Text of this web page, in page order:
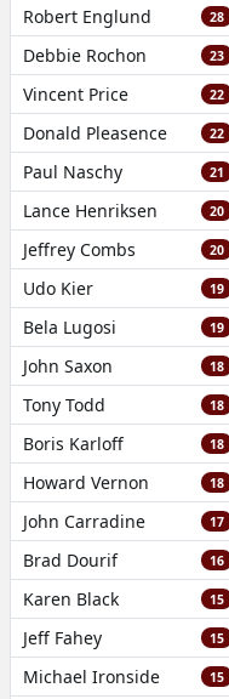
Robert Englund 28
Debbie Rochon 23
Vincent Price 22
Donald Pleasence 22
Paul Naschy 21
Lance Henriksen 20
Jeffrey Combs 20
Udo Kier 19
Bela Lugosi 19
John Saxon 18
Tony Todd 18
Boris Karloff 18
Howard Vernon 18
John Carradine 17
Brad Dourif 16
Karen Black 15
Jeff Fahey 15
Michael Ironside 15